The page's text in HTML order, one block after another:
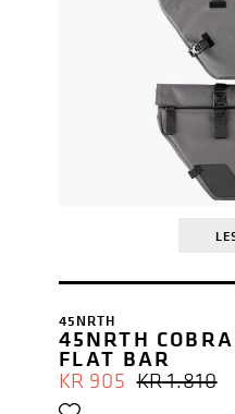
45NRTH
45NRTH
FLAT BAR
KR1.810
KR 905